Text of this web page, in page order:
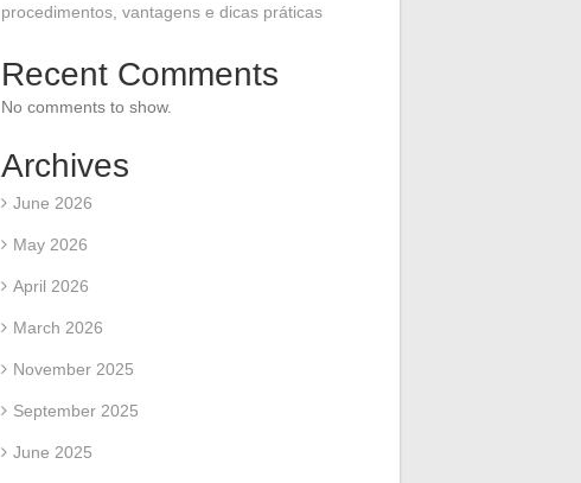
procedimentos, vantagens e dicas práticas
Recent Comments
No comments to show.
Archives
June 2026
May 2026
April 2026
March 2026
November 2025
September 2025
June 2025